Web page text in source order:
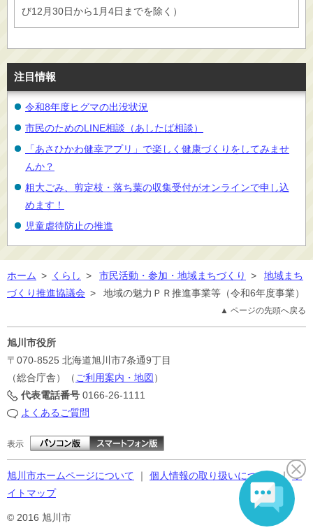
び12月30日から1月4日までを除く）
注目情報
令和8年度ヒグマの出没状況
市民のためのLINE相談（あしたば相談）
「あさひかわ健幸アプリ」で楽しく健康づくりをしてみませ
んか？
粗大ごみ、剪定枝・落ち葉の収集受付がオンラインで申し込
めます！
児童虐待防止の推進
ホーム > くらし > 市民活動・参加・地域まちづくり >
地域まち
づくり推進協議会 > 地域の魅力ＰＲ推進事業等（令和6年度事業）
▲ ページの先頭へ戻る
旭川市役所
〒070-8525 北海道旭川市7条通9丁目
（総合庁舎）（ ご利用案内・地図 ）
代表電話番号 0166-26-1111
よくあるご質問
表示
旭川市ホームページについて ｜ 個人情報の取り扱いについて｜サ
イトマップ
© 2016 旭川市